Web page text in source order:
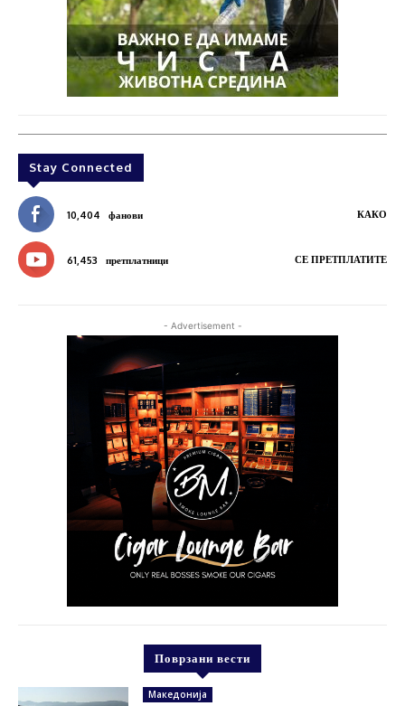
Stay Connected
10,404 фанови КАКО
61,453 претплатници СЕ ПРЕТПЛАТИТЕ
- Advertisement -
Поврзани вести
Македонија